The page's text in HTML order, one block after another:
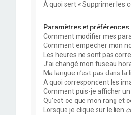
À quoi sert « Supprimer les
Paramètres et préférences
Comment modifier mes
Comment empêcher mon
Les heures ne sont pas
J’ai changé mon fuseau
Ma langue n’est pas dans la
A quoi correspondent les
Comment puis-je afficher un
Qu’est-ce que mon rang et
Lorsque je clique sur le lien